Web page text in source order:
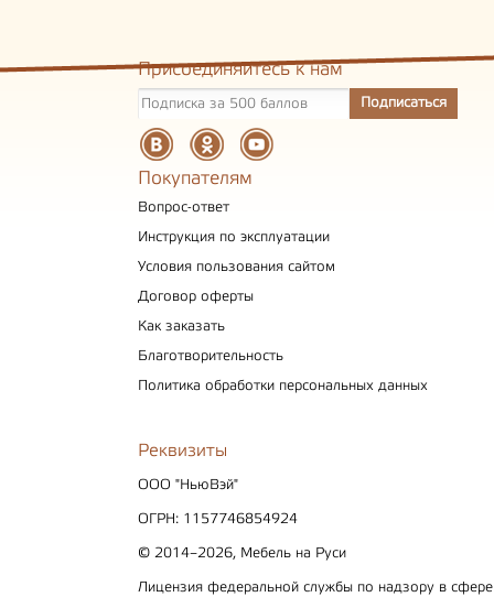
Присоединяйтесь к нам
Покупателям
Вопрос-ответ
Инструкция по эксплуатации
Условия пользования сайтом
Договор оферты
Как заказать
Благотворительность
Политика обработки персональных данных
Реквизиты
ООО "НьюВэй"
ОГРН: 1157746854924
© 2014–2026, Мебель на Руси
Лицензия федеральной службы по надзору в